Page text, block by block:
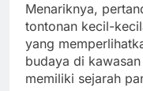
Menariknya,
tontonan kecil-
yang
budaya di
memiliki sejarah